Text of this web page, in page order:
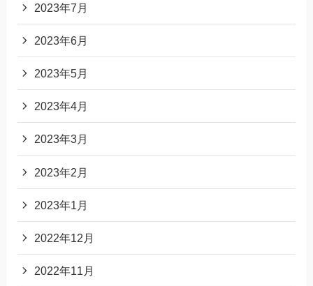
2023年7月
2023年6月
2023年5月
2023年4月
2023年3月
2023年2月
2023年1月
2022年12月
2022年11月